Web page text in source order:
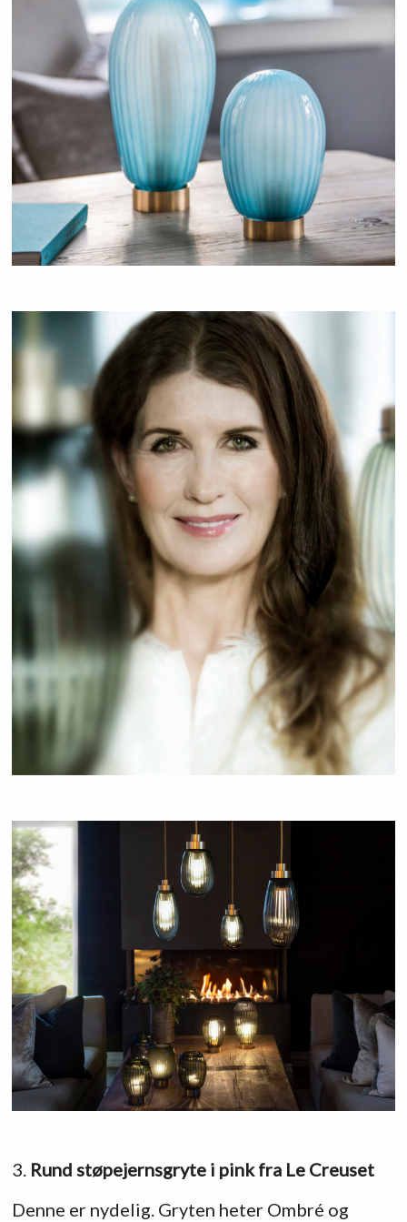
3. Rund støpejernsgryte i pink fra Le Creuset
Denne er nydelig. Gryten heter Ombré og